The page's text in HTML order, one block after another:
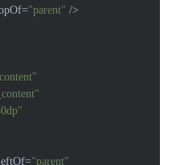
="parent" />
="parent"